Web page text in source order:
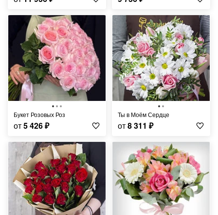
Букет Розовых Роз
от5 426₽
Ты в Моём Сердце
от8 311 ₽